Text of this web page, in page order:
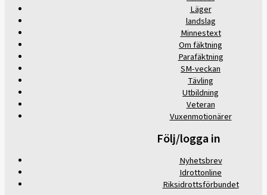
Läger
landslag
Minnestext
Om fäktning
Parafäktning
SM-veckan
Tävling
Utbildning
Veteran
Vuxenmotionärer
Följ/logga in
Nyhetsbrev
Idrottonline
Riksidrottsförbundet